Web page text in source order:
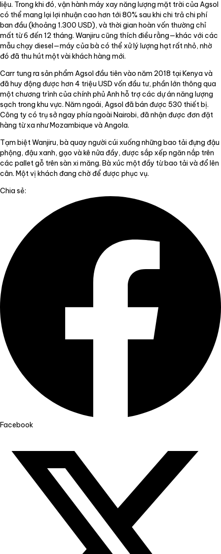
liệu. Trong khi đó, vận hành máy xay năng lượng mặt trời của Agsol
có thể mang lại lợi nhuận cao hơn tới 80% sau khi chi trả chi phí
ban đầu (khoảng 1.300 USD), và thời gian hoàn vốn thường chỉ
mất từ 6 đến 12 tháng. Wanjiru cũng thích điều rằng—khác với các
mẫu chạy diesel—máy của bà có thể xử lý lượng hạt rất nhỏ, nhờ
đó đã thu hút một vài khách hàng mới.
Carr tung ra sản phẩm Agsol đầu tiên vào năm 2018 tại Kenya và
đã huy động được hơn 4 triệu USD vốn đầu tư, phần lớn thông qua
một chương trình của chính phủ Anh hỗ trợ các dự án năng lượng
sạch trong khu vực. Năm ngoái, Agsol đã bán được 530 thiết bị.
Công ty có trụ sở ngay phía ngoài Nairobi, đã nhận được đơn đặt
hàng từ xa như Mozambique và Angola.
Tạm biệt Wanjiru, bà quay người cúi xuống những bao tải đựng đậu
phộng, đậu xanh, gạo và kê nửa đầy, được sắp xếp ngăn nắp trên
các pallet gỗ trên sàn xi măng. Bà xúc một đầy từ bao tải và đổ lên
cân. Một vị khách đang chờ để được phục vụ.
Chia sẻ:
Facebook